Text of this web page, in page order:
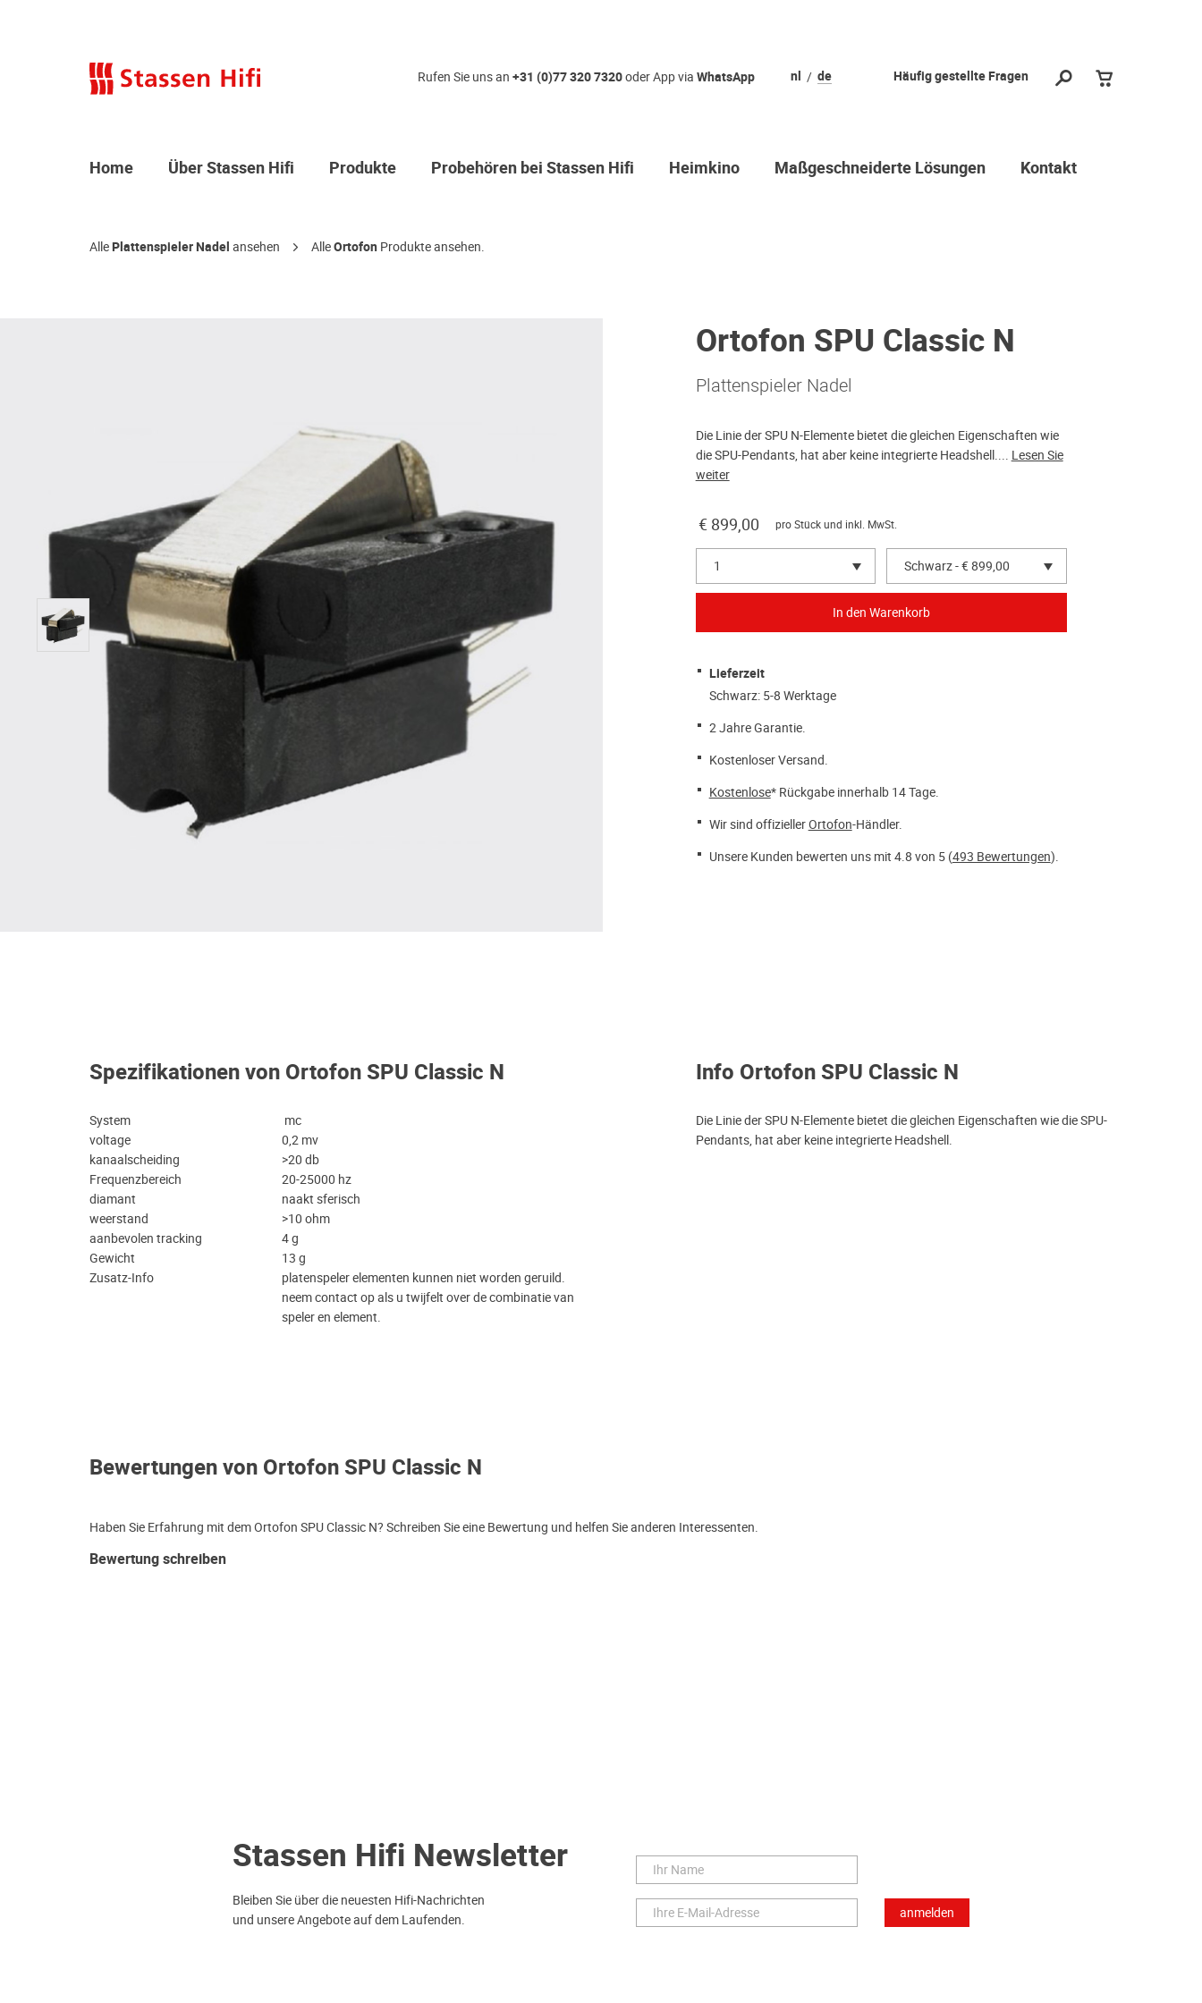
Häufig gestellte Fragen
nl de
Rufen Sie uns an +31 (0)77 320 7320oder App via WhatsApp
Home Über Stassen Hifi Produkte Probehören bei Stassen Hifi Heimkino Maßgeschneiderte Lösungen Kontakt
AllePlattenspieler Nadel ansehen AlleOrtofon Produkte ansehen.
Ortofon SPU Classic N
Plattenspieler Nadel
Die Linie der SPU N-Elemente bietet die gleichen Eigenschaften wie
die SPU-Pendants, hat aber keine integrierte Headshell.... Lesen Sie
weiter
€ 899,00 pro Stück und inkl. MwSt.
1 Schwarz - € 899,00
Lieferzeit
Schwarz: 5-8 Werktage
2 Jahre Garantie.
Kostenloser Versand.
Kostenlose* Rückgabe innerhalb 14 Tage.
Wir sind offiziellerOrtofon-Händler.
Unsere Kunden bewerten uns mit 4.8 von 5 (493 Bewertungen).
Spezifikationen von Ortofon SPU Classic N
System
mc
voltage
0,2 mv
kanaalscheiding
>20 db
Frequenzbereich
20-25000 hz
diamant
naakt sferisch
weerstand
>10 ohm
aanbevolen tracking
4 g
Gewicht
13 g
Zusatz-Info
platenspeler elementen kunnen niet worden geruild.
neem contact op als u twijfelt over de combinatie van
speler en element.
Info Ortofon SPU Classic N
Die Linie der SPU N-Elemente bietet die gleichen Eigenschaften wie die SPU-
Pendants, hat aber keine integrierte Headshell.
Bewertungen von Ortofon SPU Classic N
Haben Sie Erfahrung mit dem Ortofon SPU Classic N? Schreiben Sie eine Bewertung und helfen Sie anderen Interessenten.
Bewertung schreiben
Stassen Hifi Newsletter
Bleiben Sie über die neuesten Hifi-Nachrichten
und unsere Angebote auf dem Laufenden.